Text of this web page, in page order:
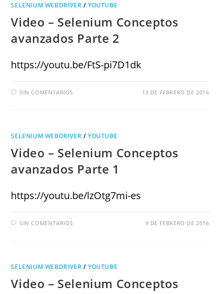
SELENIUM WEBDRIVER /YOUTUBE
Video – Selenium Conceptos
avanzados Parte 2
https://youtu.be/FtS-pi7D1dk
SIN COMENTARIOS 13 DE FEBRERO DE 2016
SELENIUM WEBDRIVER /YOUTUBE
Video – Selenium Conceptos
avanzados Parte 1
https://youtu.be/lzOtg7mi-es
SIN COMENTARIOS 9 DE FEBRERO DE 2016
SELENIUM WEBDRIVER /YOUTUBE
Video – Selenium Conceptos